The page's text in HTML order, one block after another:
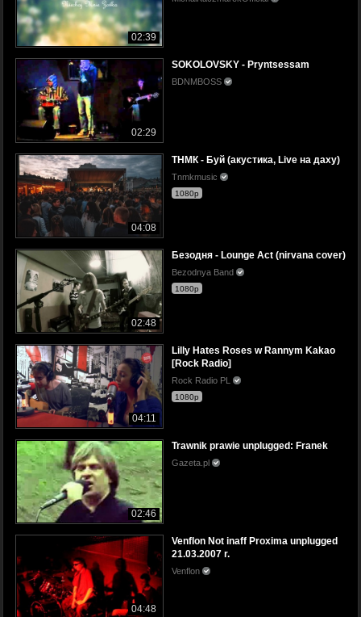
02:39
02:29
SOKOLOVSKY - Pryntsessam
BDNMBOSS
04:08
ТНМК - Буй (акустика, Live на даху)
Tnmkmusic
1080p
02:48
Безодня - Lounge Act (nirvana cover)
Bezodnya Band
1080p
04:11
Lilly Hates Roses w Rannym Kakao
[Rock Radio]
Rock Radio PL
1080p
02:46
Trawnik prawie unplugged: Franek
Gazeta.pl
04:48
Venflon Not inaff Proxima unplugged
21.03.2007 r.
Venflon